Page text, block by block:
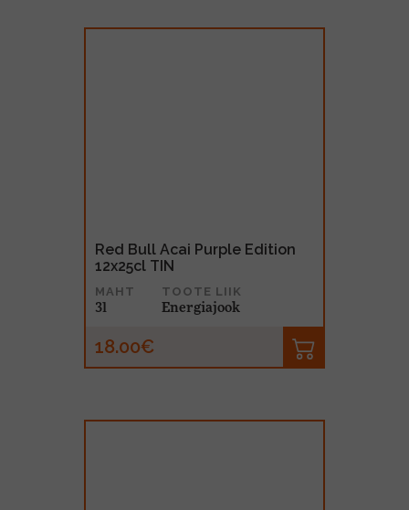
Red Bull Acai Purple Edition
12x25cl TIN
MAHT
3l
TOOTE LIIK
Energiajook
18.00€